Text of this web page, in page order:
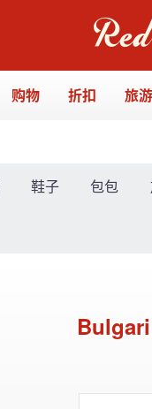
购物 折扣 旅游
鞋子 包包